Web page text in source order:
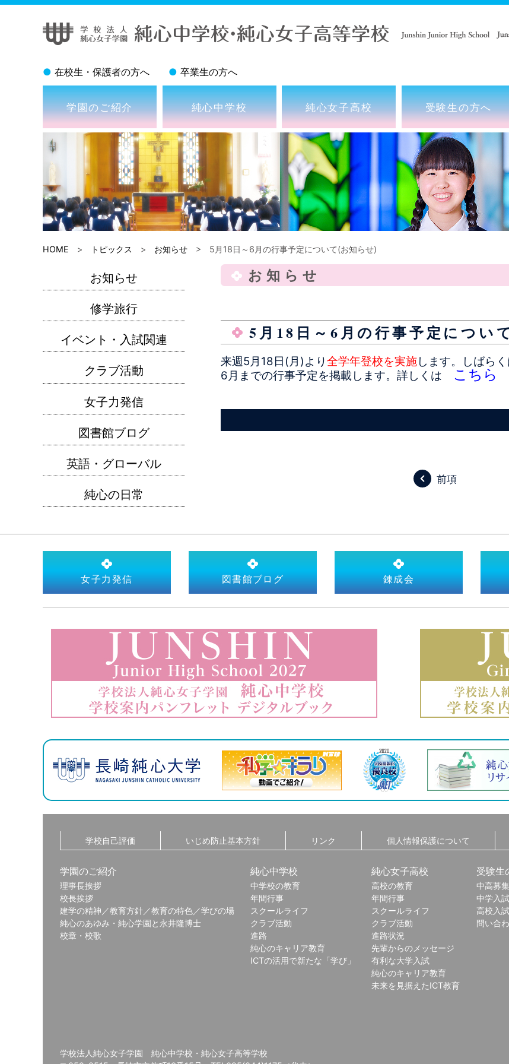
● 在校生・保護者の方へ ● 卒業生の方へ
学園のご紹介 純心中学校 純心女子高校 受験生の方へ
HOME > トピックス > お知らせ > 5月18日～6月の行事予定について(お知らせ)
お知らせ
5月18日～6月の行事予定につい
来週5月18日(月)より全学年登校を実施します。しばら
6月までの行事予定を掲載します。詳しくは こちら
前項
お知らせ
修学旅行
イベント・入試関連
クラブ活動
女子力発信
図書館ブログ
英語・グローバル
純心の日常
女子力発信 図書館ブログ 錬成会
学校自己評価 いじめ防止基本方針 リンク 個人情報保護について
学園のご紹介
理事長挨拶
校長挨拶
建学の精神／教育方針／教育の特色／学びの場
純心のあゆみ・純心学園と永井隆博士
校章・校歌
純心中学校
中学校の教育
年間行事
スクールライフ
クラブ活動
進路
純心のキャリア教育
ICTの活用で新たな「学び」
純心女子高校
高校の教育
年間行事
スクールライフ
クラブ活動
進路状況
先輩からのメッセージ
有利な大学入試
純心のキャリア教育
未来を見据えたICT教育
受験生
中高募
中学入
高校入
問い合
学校法人純心女子学園 純心中学校・純心女子高等学校